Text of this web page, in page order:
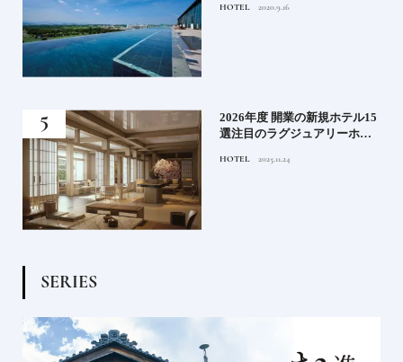
HOTEL 2020.9.16
2026年度 開業の新規ホテル15
選注目のラグジュアリーホテ
ィホテルまでご紹介【後編】
HOTEL 2025.11.24
SERIES